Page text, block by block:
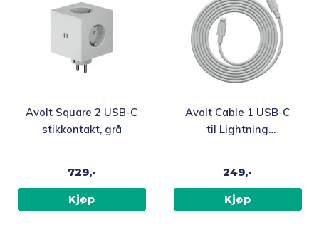
Avolt Square 2 USB-C
stikkontakt, grå
729,-
Kjøp
Avolt Cable 1 USB-C
til Lightning
249,-
Kjøp